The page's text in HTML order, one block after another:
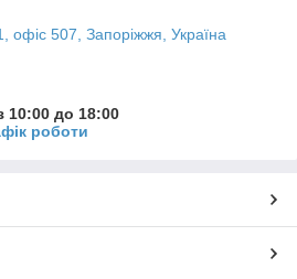
офіс 507, Запоріжжя, Україна
10:00 до 18:00
роботи